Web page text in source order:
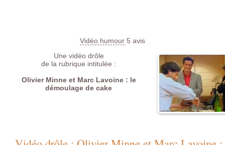
Vidéo humour 5 avis
Une vidéo drôle
de la rubrique intitulée :
Olivier Minne et Marc Lavoine : le
démoulage de cake